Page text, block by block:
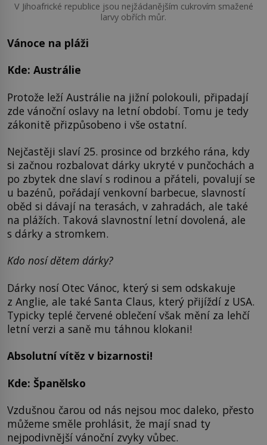
V Jihoafrické republice jsou nejžádanějším cukrovím smažené
larvy obřích můr.
Vánoce na pláži
Kde: Austrálie
Protože leží Austrálie na jižní polokouli, připadají
zde vánoční oslavy na letní období. Tomu je tedy
zákonitě přizpůsobeno i vše ostatní.
Nejčastěji slaví 25. prosince od brzkého rána, kdy
si začnou rozbalovat dárky ukryté v punčochách a
po zbytek dne slaví s rodinou a přáteli, povalují se
u bazénů, pořádají venkovní barbecue, slavností
oběd si dávají na terasách, v zahradách, ale také
na plážích. Taková slavnostní letní dovolená, ale
s dárky a stromkem.
Kdo nosí dětem dárky?
Dárky nosí Otec Vánoc, který si sem odskakuje
z Anglie, ale také Santa Claus, který přijíždí z USA.
Typicky teplé červené oblečení však mění za lehčí
letní verzi a saně mu táhnou klokani!
Absolutní vítěz v bizarnosti!
Kde: Španělsko
Vzdušnou čarou od nás nejsou moc daleko, přesto
můžeme směle prohlásit, že mají snad ty
nejpodivnější vánoční zvyky vůbec.